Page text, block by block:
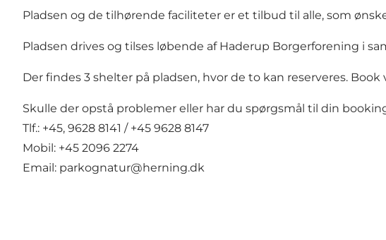
Pladsen og de tilhørende faciliteter er et tilbud til alle, som
Pladsen drives og tilses løbende af Haderup Borgerforening i
Der findes 3 shelter på pladsen, hvor de to kan reserveres. Book
Skulle der opstå problemer eller har du spørgsmål til din
Tlf.: +45, 9628 8141 / +45 9628 8147
Mobil: +45 2096 2274
Email: parkognatur@herning.dk